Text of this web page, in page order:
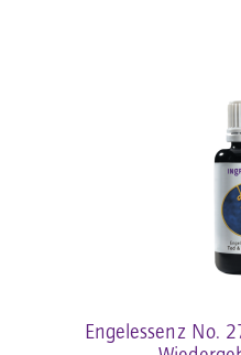
Engelessenz No.